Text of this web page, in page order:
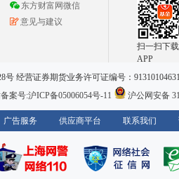
东方财富网微信
意见与建议
扫一扫下载
APP
经营证券期货业务许可证编号：
案号:沪ICP备05006054号-11 沪公网安备
广告服务 供应商平台 联系我们